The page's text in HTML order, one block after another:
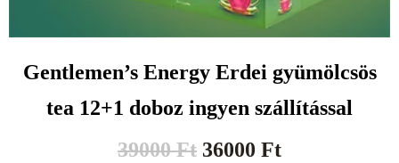
Gentlemen’s Energy Erdei gyümölcsös
tea 12+1 doboz ingyen szállítással
39000Ft 36000 Ft